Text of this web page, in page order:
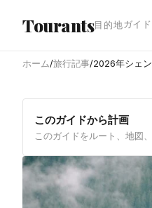
Tourants目的地ガイド
ホーム/旅行記事/2026年シェ
このガイドから計画
このガイドをルート、地図